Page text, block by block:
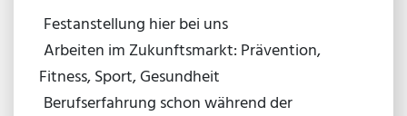
Festanstellung hier bei uns
Arbeiten im Zukunftsmarkt: Prävention,
Fitness, Sport, Gesundheit
Berufserfahrung schon während der